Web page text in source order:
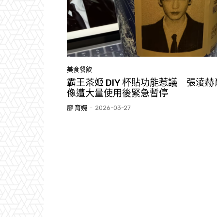
美食餐飲
霸王茶姬 DIY 杯貼功能惹議 張淩赫
像遭大量使用後緊急暫停
廖 育婉 - 2026-03-27